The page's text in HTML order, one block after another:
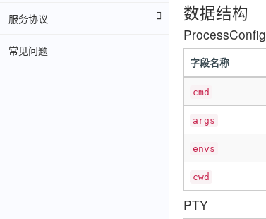
服务协议
常见问题
数据结构
ProcessConfig
字段名称
cmd
args
envs
cwd
PTY